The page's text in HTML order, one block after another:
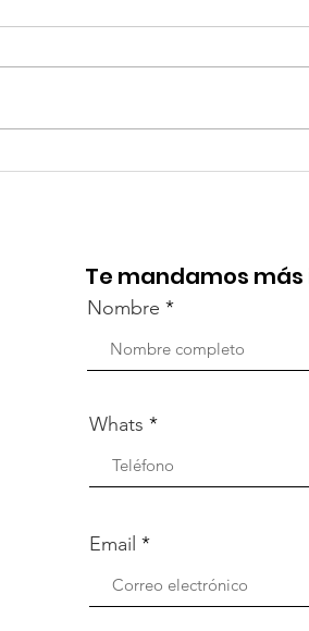
Te mandamos
Nombre
Whats
Email